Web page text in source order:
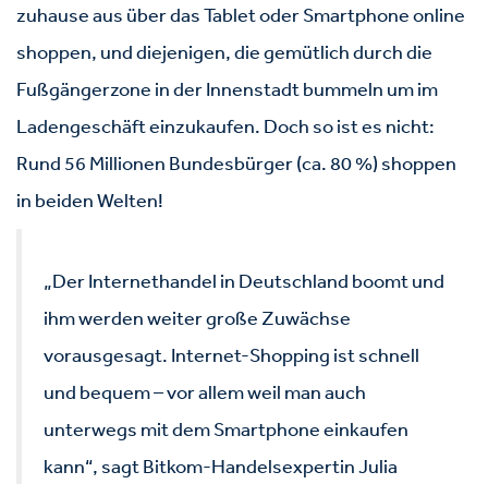
zuhause aus über das Tablet oder Smartphone online
shoppen, und diejenigen, die gemütlich durch die
Fußgängerzone in der Innenstadt bummeln um im
Ladengeschäft einzukaufen. Doch so ist es nicht:
Rund 56 Millionen Bundesbürger (ca. 80 %) shoppen
in beiden Welten!
„Der Internethandel in Deutschland boomt und
ihm werden weiter große Zuwächse
vorausgesagt. Internet-Shopping ist schnell
und bequem – vor allem weil man auch
unterwegs mit dem Smartphone einkaufen
kann“, sagt Bitkom-Handelsexpertin Julia